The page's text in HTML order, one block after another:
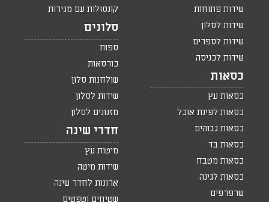
שידות פתוחות
שידות לסלון
שידות לספרים
שידות לכניסה
כסאות
כסאות עץ
כסאות לפינת אוכל
כסאות גבוהים
כסאות בד
כסאות מטבח
כסאות לגינה
שרפרפים
קונסולות עם מגירות
סלונים
ספות
כורסאות
שולחנות סלון
שידות לסלון
מזנונים לסלון
חדרי שינה
מיטות עץ
שידות מיטה
ארונות לחדר שינה
שטיחים וטפטים